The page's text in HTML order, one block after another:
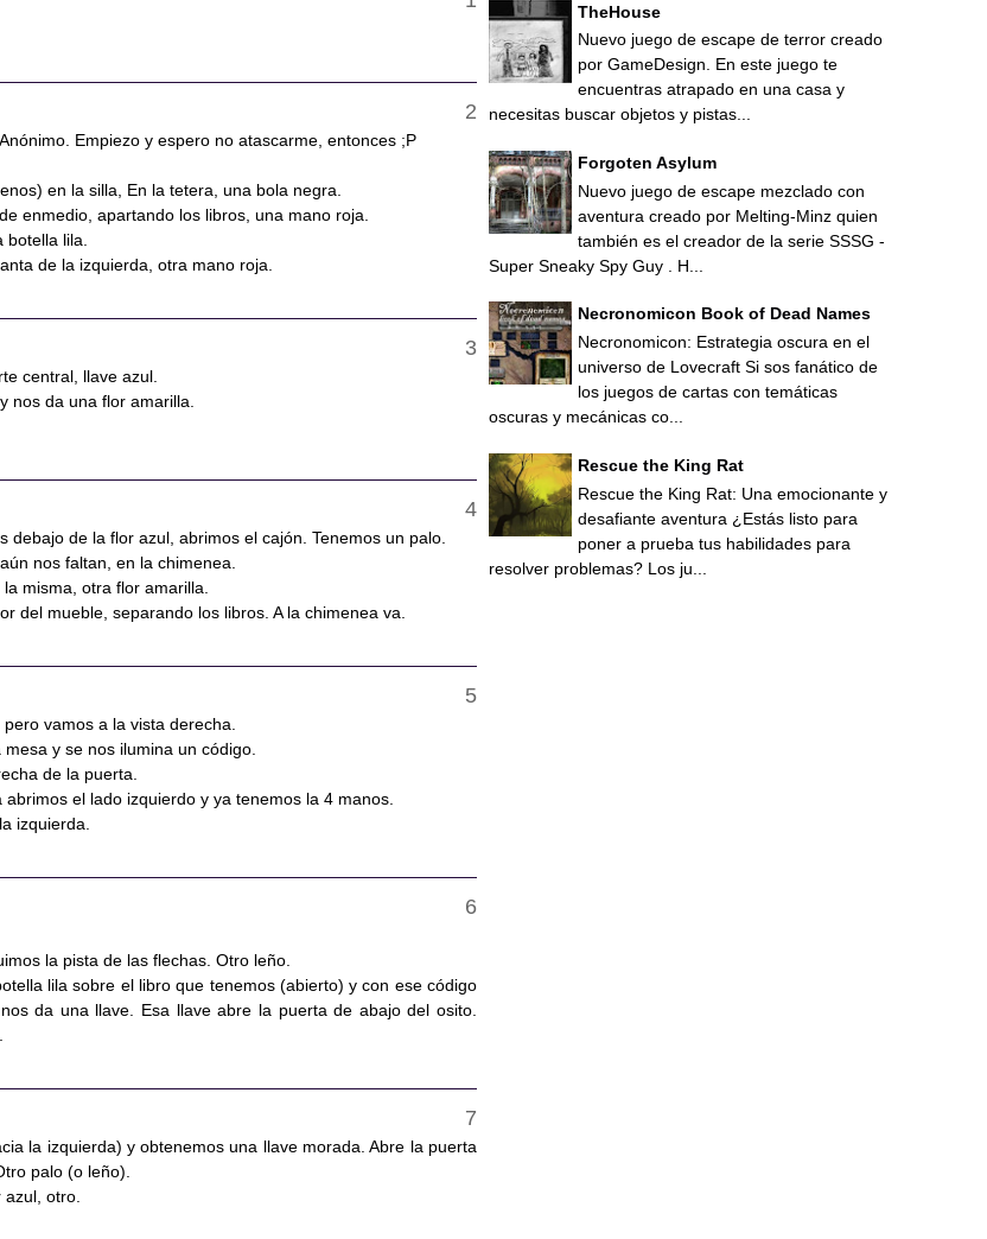
Empiezo y espero no atascarme, entonces ;P
en la silla, En la tetera, una bola negra.
enmedio, apartando los libros, una mano roja.
lila.
de la izquierda, otra mano roja.
central, llave azul.
nos da una flor amarilla.
debajo de la flor azul, abrimos el cajón. Tenemos un palo.
nos faltan, en la chimenea.
misma, otra flor amarilla.
del mueble, separando los libros. A la chimenea va.
vamos a la vista derecha.
y se nos ilumina un código.
de la puerta.
el lado izquierdo y ya tenemos la 4 manos.
izquierda.
la pista de las flechas. Otro leño.
lila sobre el libro que tenemos (abierto) y con ese código
da una llave. Esa llave abre la puerta de abajo del osito.
la izquierda) y obtenemos una llave morada. Abre la puerta
palo (o leño).
otro.
TheHouse
Nuevo juego de escape de terror creado
por GameDesign. En este juego te
encuentras atrapado en una casa y
necesitas buscar objetos y pistas...
Forgoten Asylum
Nuevo juego de escape mezclado con
aventura creado por Melting-Minz quien
también es el creador de la serie SSSG -
Super Sneaky Spy Guy . H...
Necronomicon Book of Dead Names
Necronomicon: Estrategia oscura en el
universo de Lovecraft Si sos fanático de
los juegos de cartas con temáticas
oscuras y mecánicas co...
Rescue the King Rat
Rescue the King Rat: Una emocionante y
desafiante aventura ¿Estás listo para
poner a prueba tus habilidades para
resolver problemas? Los ju...